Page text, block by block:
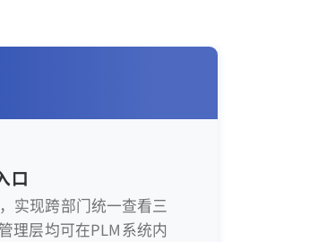
口
实现跨部门统一查看三
理层均可在PLM系统内